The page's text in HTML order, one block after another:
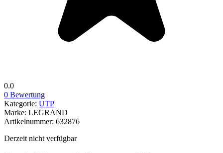
0.0
0 Bewertung
Kategorie: UTP
Marke: LEGRAND
Artikelnummer: 632876
Derzeit nicht verfügbar